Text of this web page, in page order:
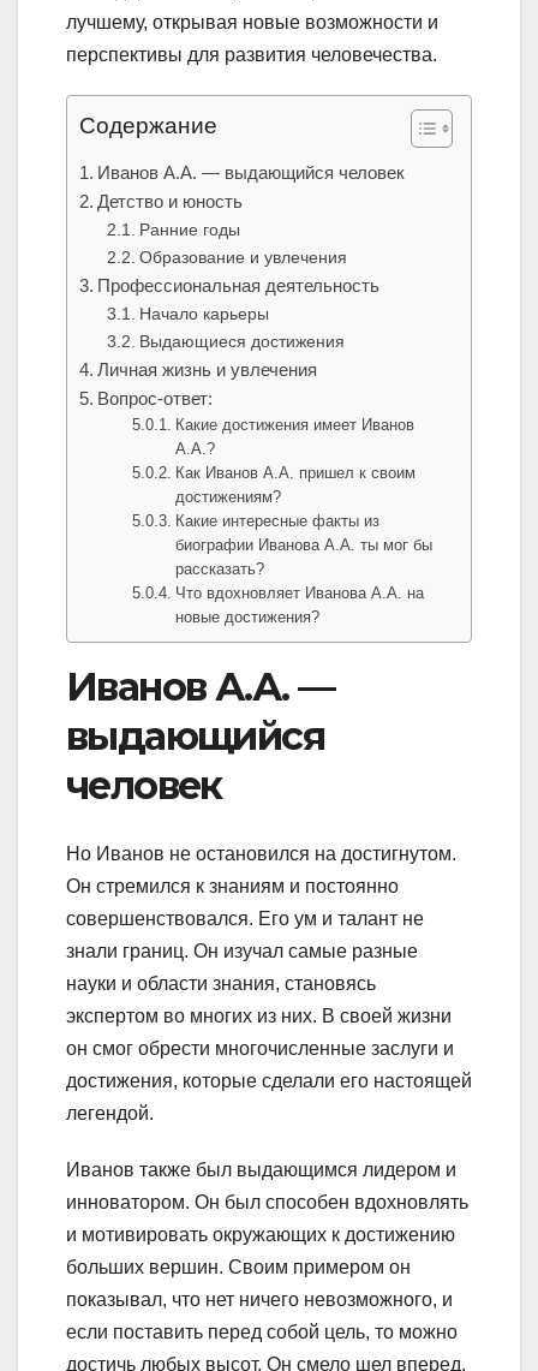
лучшему, открывая новые возможности и
перспективы для развития человечества.
Содержание
Иванов А.А. — выдающийся человек
Детство и юность
Ранние годы
Образование и увлечения
Профессиональная деятельность
Начало карьеры
Выдающиеся достижения
Личная жизнь и увлечения
Вопрос-ответ:
Какие достижения имеет Иванов
А.А.?
Как Иванов А.А. пришел к своим
достижениям?
Какие интересные факты из
биографии Иванова А.А. ты мог бы
рассказать?
Что вдохновляет Иванова А.А. на
новые достижения?
Иванов А.А. —
выдающийся
человек
Но Иванов не остановился на достигнутом.
Он стремился к знаниям и постоянно
совершенствовался. Его ум и талант не
знали границ. Он изучал самые разные
науки и области знания, становясь
экспертом во многих из них. В своей жизни
он смог обрести многочисленные заслуги и
достижения, которые сделали его настоящей
легендой.
Иванов также был выдающимся лидером и
инноватором. Он был способен вдохновлять
и мотивировать окружающих к достижению
больших вершин. Своим примером он
показывал, что нет ничего невозможного, и
если поставить перед собой цель, то можно
достичь любых высот. Он смело шел вперед,